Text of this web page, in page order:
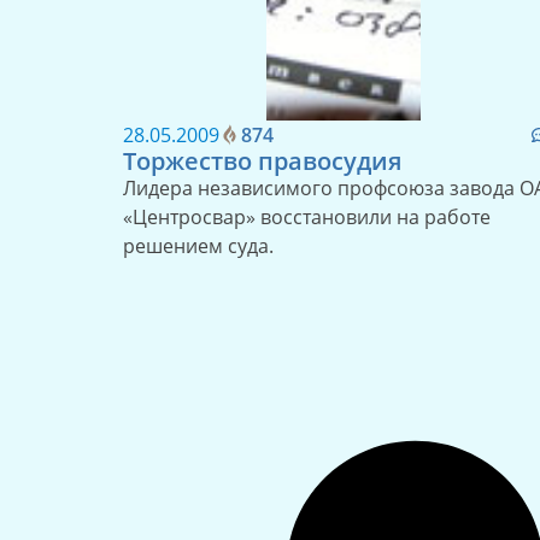
28.05.2009 874
Торжество правосудия
Лидера независимого профсоюза завода
«Центросвар» восстановили на работе
решением суда.